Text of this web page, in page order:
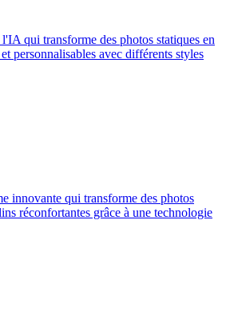
qui transforme des photos statiques en
personnalisables avec différents styles
innovante qui transforme des photos
réconfortantes grâce à une technologie